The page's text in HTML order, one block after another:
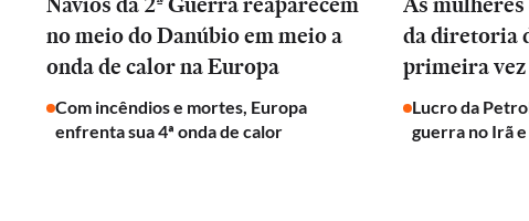
no meio do Danúbio em meio a
onda de calor na Europa
Com incêndios e mortes, Europa
enfrenta sua 4ª onda de calor
da diretoria
primeira
Lucro da
guerra no Irã